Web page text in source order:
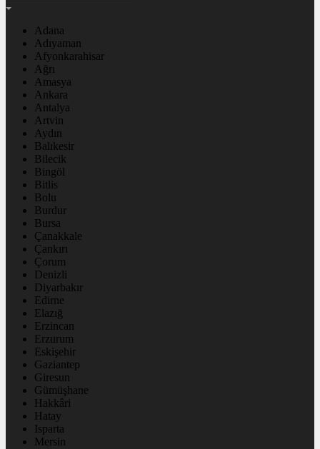
Adana
Adıyaman
Afyonkarahisar
Ağrı
Amasya
Ankara
Antalya
Artvin
Aydın
Balıkesir
Bilecik
Bingöl
Bitlis
Bolu
Burdur
Bursa
Çanakkale
Çankırı
Çorum
Denizli
Diyarbakır
Edirne
Elazığ
Erzincan
Erzurum
Eskişehir
Gaziantep
Giresun
Gümüşhane
Hakkâri
Hatay
Isparta
Mersin